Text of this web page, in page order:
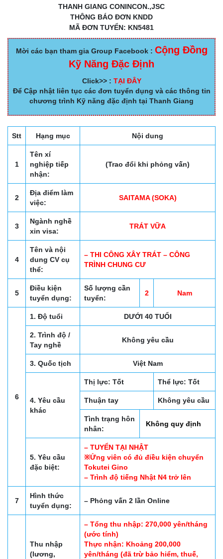
THANH GIANG CONINCON.,JSC
THÔNG BÁO ĐƠN KNDD
MÃ ĐƠN TUYỂN: KN5481
Mời các bạn tham gia Group Facebook : Cộng Đồng
Kỹ Năng Đặc Định
Click>> : TẠI ĐÂY
Để Cập nhật liên tục các đơn tuyển dụng và các thông tin
chương trình Kỹ năng đặc định tại Thanh Giang
Stt Hạng mục Nội dung
1
Tên xí
nghiệp tiếp
nhận:
(Trao đổi khi phỏng vấn)
2
Địa điểm làm
việc:
SAITAMA (SOKA)
3
Ngành nghề
xin visa:
TRÁT VỮA
4
Tên và nội
dung CV cụ
thể:
– THI CÔNG XÂY TRÁT – CÔNG
TRÌNH CHUNG CƯ
5
Điều kiện
tuyển dụng:
Số lượng cần
tuyển:
2 Nam
6
1. Độ tuổi DƯỚI 40 TUỔI
2. Trình độ /
Tay nghề
Không yêu cầu
3. Quốc tịch Việt Nam
4. Yêu cầu
khác
Thị lực: Tốt Thể lực: Tốt
Thuận tay Không yêu cầu
Tình trạng hôn
nhân:
Không quy định
5. Yêu cầu
đặc biệt:
– TUYỂN TẠI NHẬT
※Ứng viên có đủ điều kiện chuyển
Tokutei Gino
– Trình độ tiếng Nhật N4 trở lên
7
Hình thức
tuyển dụng:
– Phỏng vấn 2 lần Online
Thu nhập
(lương,
– Tổng thu nhập: 270,000 yên/tháng
(ước tính)
Thực nhận: Khoảng 200,000
yên/tháng (đã trừ bảo hiểm, thuế,